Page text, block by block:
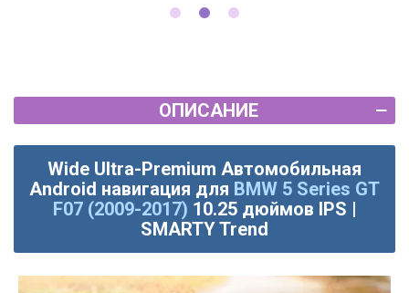
ОПИСАНИЕ
Wide Ultra-Premium Автомобильная
Android навигация для BMW 5 Series GT
F07 (2009-2017) 10.25 дюймов IPS |
SMARTY Trend